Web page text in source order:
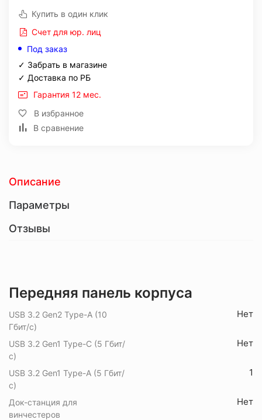
Купить в один клик
Счет для юр. лиц
Под заказ
✓ Забрать в магазине
✓ Доставка по РБ
Гарантия 12 мес.
В избранное
В сравнение
Описание
Параметры
Отзывы
Передняя панель корпуса
USB 3.2 Gen2 Type-A (10
Гбит/с)
Нет
USB 3.2 Gen1 Type-C (5 Гбит/
с)
Нет
USB 3.2 Gen1 Type-A (5 Гбит/
с)
1
Док-станция для
винчестеров
Нет